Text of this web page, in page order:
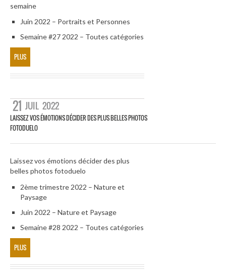
semaine
Juin 2022 – Portraits et Personnes
Semaine #27 2022 – Toutes catégories
PLUS
21 JUIL 2022
LAISSEZ VOS ÉMOTIONS DÉCIDER DES PLUS BELLES PHOTOS
FOTODUELO
Laissez vos émotions décider des plus
belles photos fotoduelo
2ème trimestre 2022 – Nature et
Paysage
Juin 2022 – Nature et Paysage
Semaine #28 2022 – Toutes catégories
PLUS